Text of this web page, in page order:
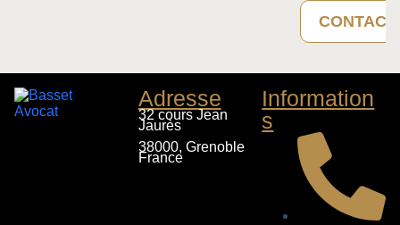
CONTACT
Adresse
32 cours Jean
Jaurès
38000, Grenoble
France
Information
s